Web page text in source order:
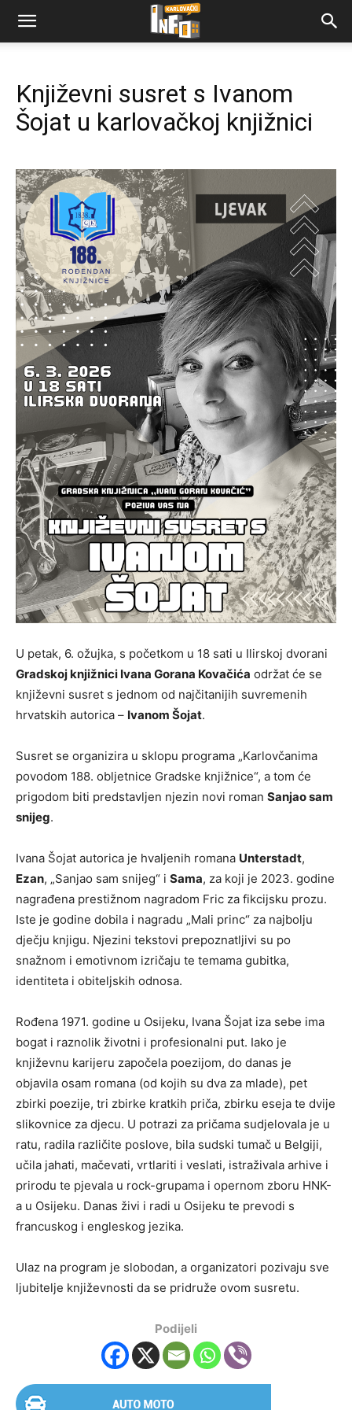
Književni susret s Ivanom
Šojat u karlovačkoj knjižnici
U petak, 6. ožujka, s početkom u 18 sati u Ilirskoj dvorani
Gradskoj knjižnici Ivana Gorana Kovačića održat će se
književni susret s jednom od najčitanijih suvremenih
hrvatskih autorica – Ivanom Šojat.
Susret se organizira u sklopu programa „Karlovčanima
povodom 188. obljetnice Gradske knjižnice“, a tom će
prigodom biti predstavljen njezin novi roman Sanjao sam
snijeg.
Ivana Šojat autorica je hvaljenih romana Unterstadt,
Ezan, „Sanjao sam snijeg“ i Sama, za koji je 2023. godine
nagrađena prestižnom nagradom Fric za fikcijsku prozu.
Iste je godine dobila i nagradu „Mali princ“ za najbolju
dječju knjigu. Njezini tekstovi prepoznatljivi su po
snažnom i emotivnom izričaju te temama gubitka,
identiteta i obiteljskih odnosa.
Rođena 1971. godine u Osijeku, Ivana Šojat iza sebe ima
bogat i raznolik životni i profesionalni put. Iako je
književnu karijeru započela poezijom, do danas je
objavila osam romana (od kojih su dva za mlade), pet
zbirki poezije, tri zbirke kratkih priča, zbirku eseja te dvije
slikovnice za djecu. U potrazi za pričama sudjelovala je u
ratu, radila različite poslove, bila sudski tumač u Belgiji,
učila jahati, mačevati, vrtlariti i veslati, istraživala arhive i
prirodu te pjevala u rock-grupama i opernom zboru HNK-
a u Osijeku. Danas živi i radi u Osijeku te prevodi s
francuskog i engleskog jezika.
Ulaz na program je slobodan, a organizatori pozivaju sve
ljubitelje književnosti da se pridruže ovom susretu.
Podijeli